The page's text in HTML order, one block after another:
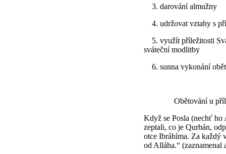
3. darování almužny
4. udržovat vztahy s
5. využít příležitosti
sváteční modlitby
6. sunna vykonání
Obětování u
Když se Posla (nechť ho
zeptali, co je Qurbán,
otce Ibráhíma. Za každý
od Alláha.“ (zaznamenal